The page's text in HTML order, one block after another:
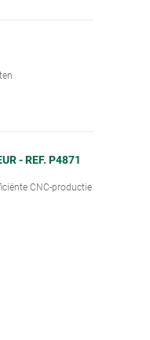
- REF. P4871
CNC-productie